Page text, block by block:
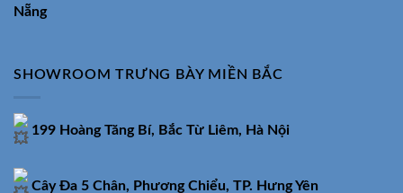
Nẵng
SHOWROOM TRƯNG BÀY MIỀN BẮC
199 Hoàng Tăng Bí, Bắc Từ Liêm, Hà Nội
Cây Đa 5 Chân, Phương Chiểu, TP. Hưng Yên